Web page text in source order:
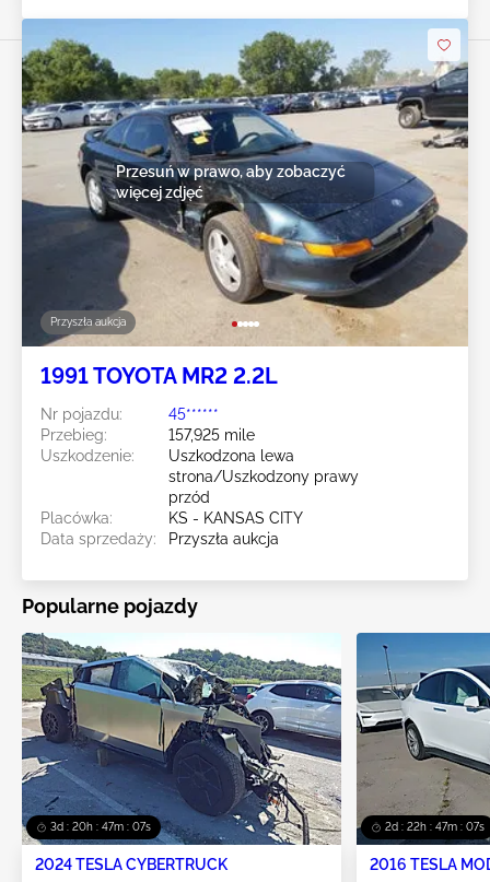
Przyszła aukcja
Przesuń w prawo, aby zobaczyć
więcej zdjęć
1991 TOYOTA MR2 2.2L
Nr pojazdu:
45******
Przebieg:
157,925 mile
Uszkodzenie:
Uszkodzona lewa
strona/Uszkodzony prawy
przód
Placówka:
KS - KANSAS CITY
Data sprzedaży:
Przyszła aukcja
Popularne pojazdy
3d : 20h : 47m : 06s
2024 TESLA CYBERTRUCK
2d : 22h : 47m : 06s
2016 TESLA